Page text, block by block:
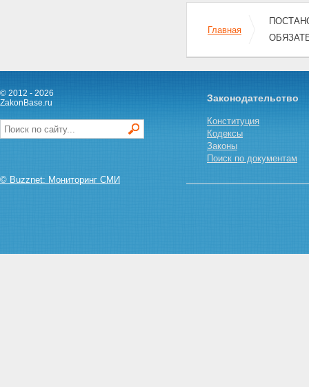
Главная
© 2012 - 2026
ZakonBase.ru
© Buzznet: Мониторинг СМИ
Законодательство
Конституция
Кодексы
Законы
Поиск по документам